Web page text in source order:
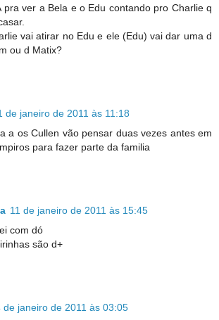
pra ver a Bela e o Edu contando pro Charlie q
vai atirar no Edu e ele (Edu) vai dar uma d
ou d Matix?
de janeiro de 2011 às 11:18
a os Cullen vão pensar duas vezes antes em
para fazer parte da familia
11 de janeiro de 2011 às 15:45
com dó
são d+
de janeiro de 2011 às 03:05